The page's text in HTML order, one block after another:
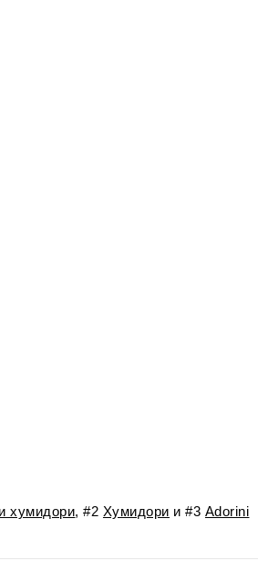
хумидори, #2 Хумидори и #3 Adorini